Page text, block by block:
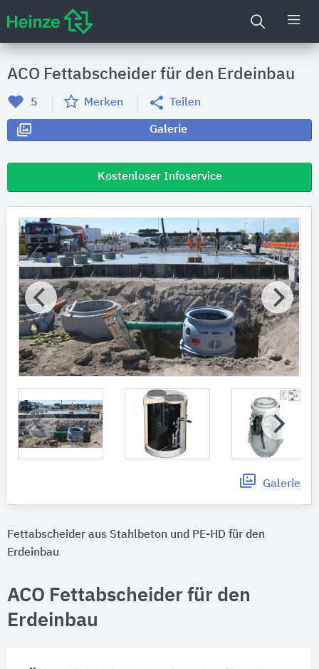
ACO Fettabscheider für den Erdeinbau
5 Merken Teilen
Galerie
Kostenloser Infoservice
Galerie
Fettabscheider aus Stahlbeton und PE-HD für den
Erdeinbau
ACO Fettabscheider für den
Erdeinbau